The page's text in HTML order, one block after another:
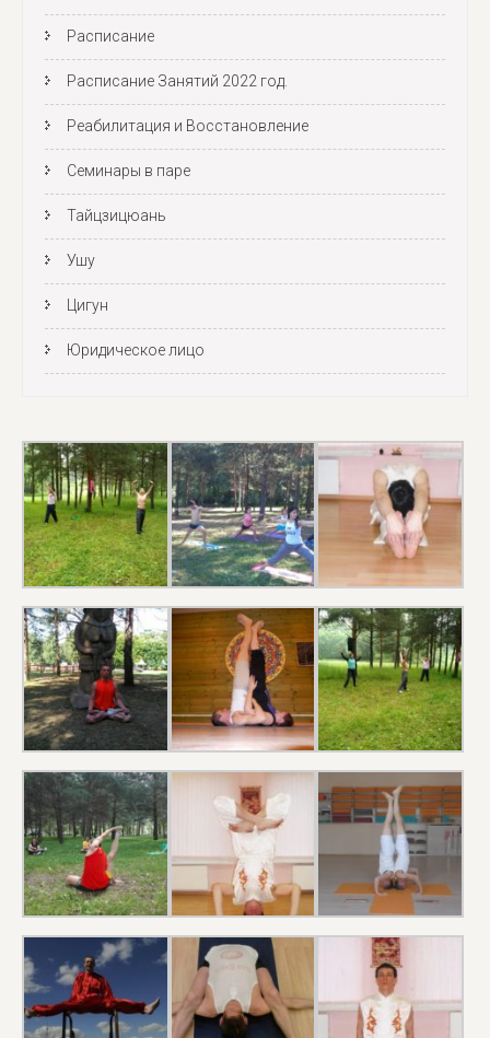
Расписание
Расписание Занятий 2022 год.
Реабилитация и Восстановление
Семинары в паре
Тайцзицюань
Ушу
Цигун
Юридическое лицо